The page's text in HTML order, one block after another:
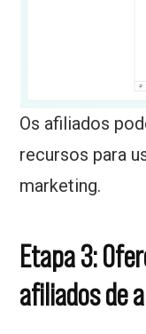
Os afiliados
recursos para
marketing.
Etapa 3:
afiliados de